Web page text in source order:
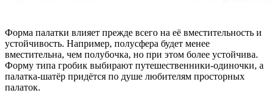
Форма палатки влияет прежде всего на её вместительность и
устойчивость. Например, полусфера будет менее
вместительна, чем полубочка, но при этом более устойчива.
Форму типа гробик выбирают путешественники-одиночки, а
палатка-шатёр придётся по душе любителям просторных
палаток.